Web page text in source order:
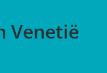
Venetië